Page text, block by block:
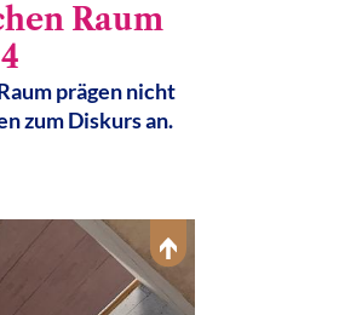
Raum
prägen nicht
zum Diskurs an.